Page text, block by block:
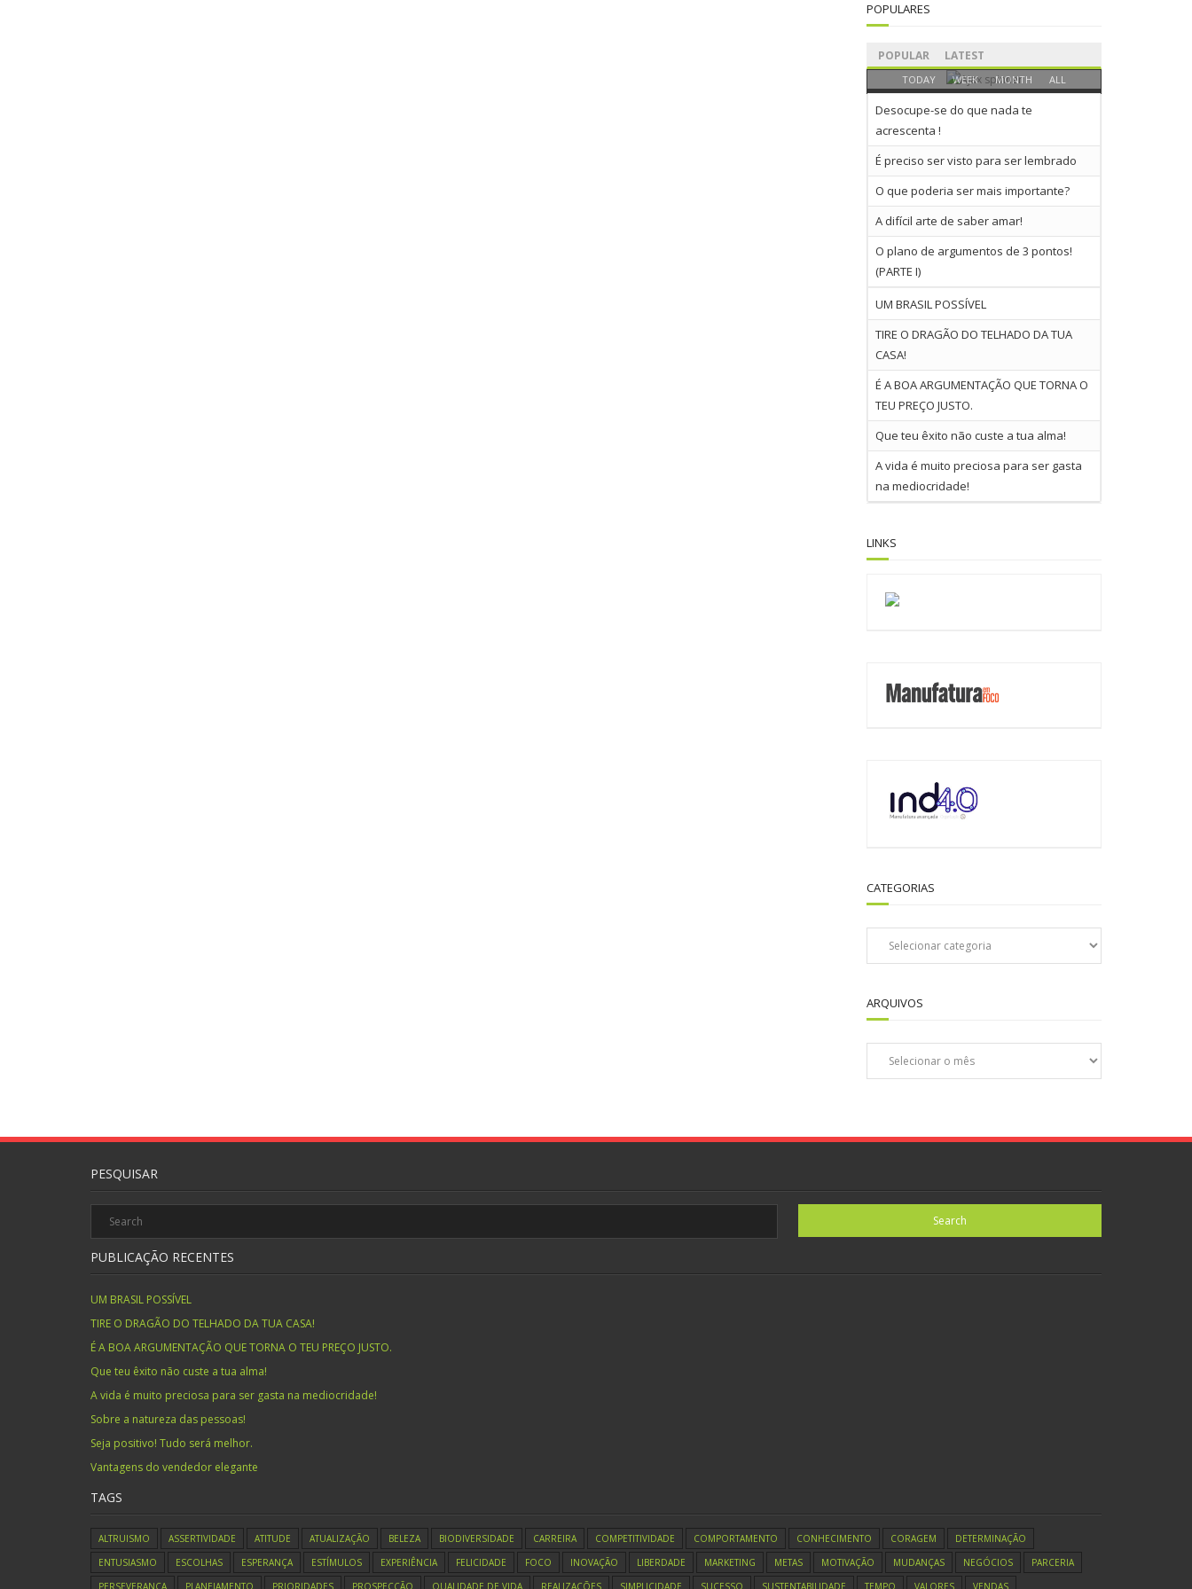
POPULARES
POPULAR LATEST
TODAY WEEK MONTH ALL
Desocupe-se do que nada te
acrescenta !
É preciso ser visto para ser lembrado
O que poderia ser mais importante?
A difícil arte de saber amar!
O plano de argumentos de 3 pontos!
(PARTE I)
UM BRASIL POSSÍVEL
TIRE O DRAGÃO DO TELHADO DA TUA
CASA!
É A BOA ARGUMENTAÇÃO QUE TORNA O
TEU PREÇO JUSTO.
Que teu êxito não custe a tua alma!
A vida é muito preciosa para ser gasta
na mediocridade!
LINKS
CATEGORIAS
Categorias
ARQUIVOS
Arquivos
PESQUISAR
PUBLICAÇÃO RECENTES
UM BRASIL POSSÍVEL
TIRE O DRAGÃO DO TELHADO DA TUA CASA!
É A BOA ARGUMENTAÇÃO QUE TORNA O TEU PREÇO JUSTO.
Que teu êxito não custe a tua alma!
A vida é muito preciosa para ser gasta na mediocridade!
Sobre a natureza das pessoas!
Seja positivo! Tudo será melhor.
Vantagens do vendedor elegante
TAGS
ALTRUISMO ASSERTIVIDADE ATITUDE ATUALIZAÇÃO BELEZA BIODIVERSIDADE CARREIRA COMPETITIVIDADE COMPORTAMENTO CONHECIMENTO CORAGEM
DETERMINAÇÃO
ENTUSIASMO
ESCOLHAS ESPERANÇA ESTÍMULOS EXPERIÊNCIA FELICIDADE FOCO INOVAÇÃO LIBERDADE MARKETING METAS MOTIVAÇÃO MUDANÇAS NEGÓCIOS
PARCERIA
PERSEVERANÇA
PLANEJAMENTO PRIORIDADES PROSPECÇÃO QUALIDADE DE VIDA REALIZAÇÕES SIMPLICIDADE SUCESSO SUSTENTABILIDADE TEMPO VALORES VENDAS